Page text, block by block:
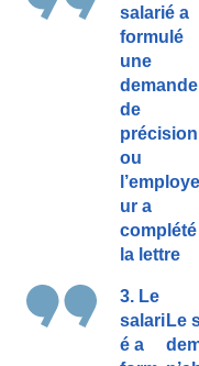
salarié a
formulé
une
demande
de
précision
ou
l’employe
ur a
complété
la lettre
3. Le
salari
é a
Le